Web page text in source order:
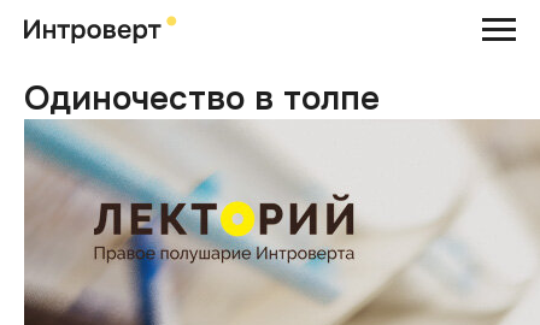
Одиночество в толпе